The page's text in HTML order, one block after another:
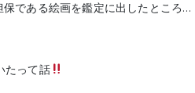
である絵画を鑑定に出したところ…
たって話